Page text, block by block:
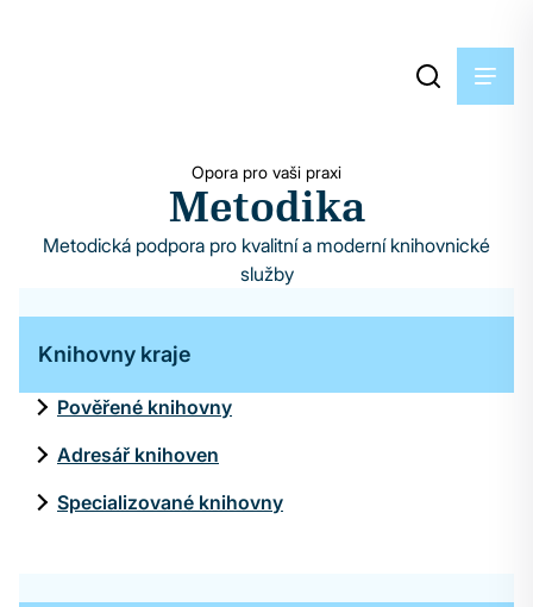
Opora pro vaši praxi
Metodika
Metodická podpora pro kvalitní a moderní knihovnické
služby
Knihovny kraje
Pověřené knihovny
Adresář knihoven
Specializované knihovny